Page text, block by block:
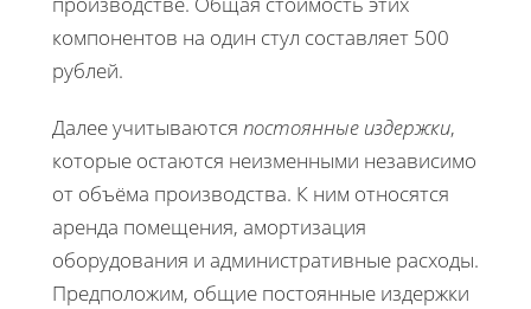
компонентов на один стул составляет 500
рублей.
Далее учитываются постоянные издержки,
которые остаются неизменными независимо
от объёма производства. К ним относятся
аренда помещения, амортизация
оборудования и административные расходы.
Предположим, общие постоянные издержки